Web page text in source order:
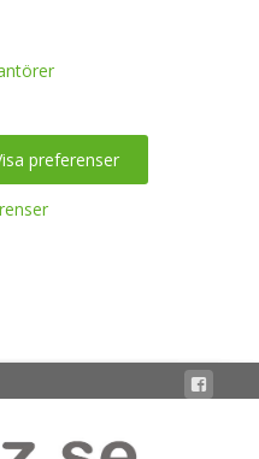
preferenser